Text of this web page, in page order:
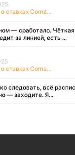
ставках Corna...
— сработало.
за линией, есть ...
ставках Corna...
следовать, всё
— заходите. Я...